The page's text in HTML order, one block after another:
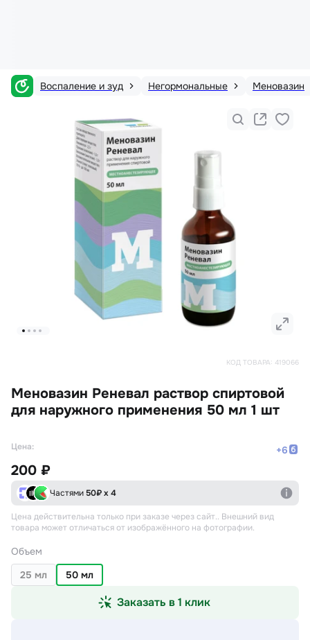
Воспаление и зуд Негормональные Меновазин
КОД ТОВАРА: 419066
Меновазин Реневал раствор спиртовой
для наружного применения 50 мл 1 шт
Цена: +6
200 ₽
Частями 50₽ х 4
Цена действительна только при заказе через сайт.. Внешний вид
товара может отличаться от изображённого на фотографии.
Объем
25 мл
50 мл
Заказать в 1 клик